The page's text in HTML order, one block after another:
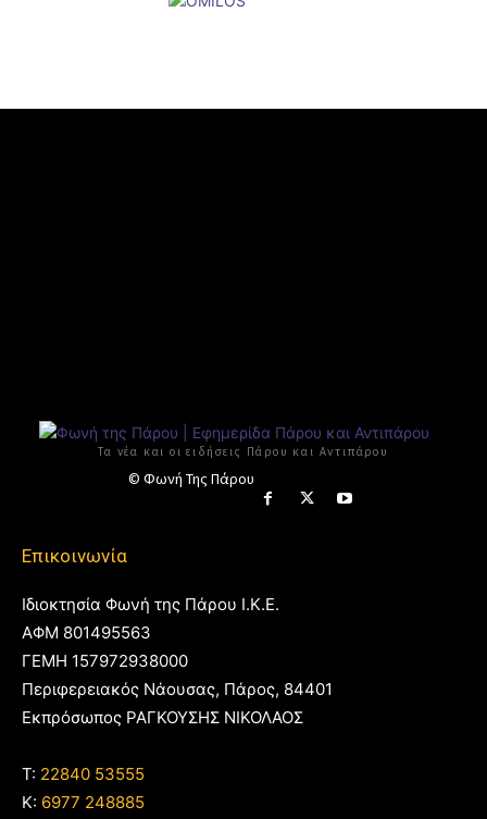
Τα νέα και οι ειδήσεις Πάρου και Αντιπάρου
© Φωνή Της Πάρου
Επικοινωνία
Ιδιοκτησία Φωνή της Πάρου Ι.Κ.Ε.
ΑΦΜ 801495563
ΓΕΜΗ 157972938000
Περιφερειακός Νάουσας, Πάρος, 84401
Εκπρόσωπος ΡΑΓΚΟΥΣΗΣ ΝΙΚΟΛΑΟΣ
T: 22840 53555
Κ: 6977 248885